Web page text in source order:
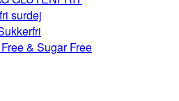
surdej
& Sugar Free